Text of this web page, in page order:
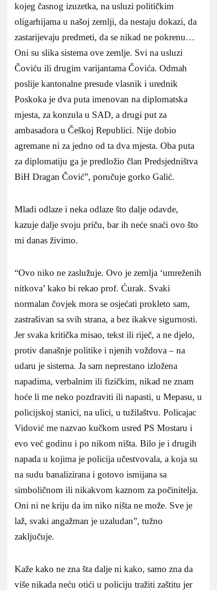
kojeg časnog izuzetka, na usluzi političkim
oligarhijama u našoj zemlji, da nestaju dokazi, da
zastarijevaju predmeti, da se nikad ne pokrenu…
Oni su slika sistema ove zemlje. Svi na usluzi
Čoviću ili drugim varijantama Čovića. Odmah
poslije kantonalne presude vlasnik i urednik
Poskoka je dva puta imenovan na diplomatska
mjesta, za konzula u SAD, a drugi put za
ambasadora u Češkoj Republici. Nije dobio
agremane ni za jedno od ta dva mjesta. Oba puta
za diplomatiju ga je predložio član Predsjedništva
BiH Dragan Čović”, poručuje gorko Galić.
Mladi odlaze i neka odlaze što dalje odavde,
kazuje dalje svoju priču, bar ih neće snaći ovo što
mi danas živimo.
“Ovo niko ne zaslužuje. Ovo je zemlja ‘umreženih
nitkova’ kako bi rekao prof. Ćurak. Svaki
normalan čovjek mora se osjećati prokleto sam,
zastrašivan sa svih strana, a bez ikakve sigurnosti.
Jer svaka kritička misao, tekst ili riječ, a ne djelo,
protiv današnje politike i njenih voždova – na
udaru je sistema. Ja sam neprestano izložena
napadima, verbalnim ili fizičkim, nikad ne znam
hoće li me neko pozdraviti ili napasti, u Mepasu, u
policijskoj stanici, na ulici, u tužilaštvu. Policajac
Vidović me nazvao kučkom usred PS Mostaru i
evo već godinu i po nikom ništa. Bilo je i drugih
napada u kojima je policija učestvovala, a koja su
na sudu banalizirana i gotovo ismijana sa
simboličnom ili nikakvom kaznom za počinitelja.
Oni ni ne kriju da im niko ništa ne može. Sve je
laž, svaki angažman je uzaludan”, tužno
zaključuje.
Kaže kako ne zna šta dalje ni kako, samo zna da
više nikada neću otići u policiju tražiti zaštitu jer